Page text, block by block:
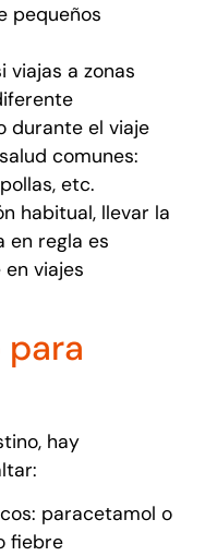
pequeños
viajas a zonas
durante el viaje
comunes:
etc.
habitual, llevar la
en regla es
viajes
hay
paracetamol o
fiebre